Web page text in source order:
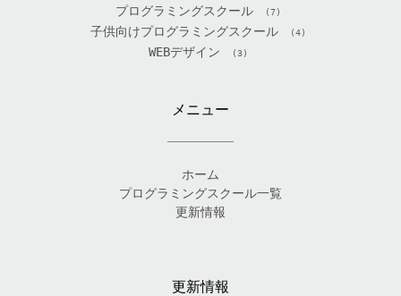
プログラミングスクール (7)
子供向けプログラミングスクール (4)
WEBデザイン (3)
メニュー
ホーム
プログラミングスクール一覧
更新情報
更新情報